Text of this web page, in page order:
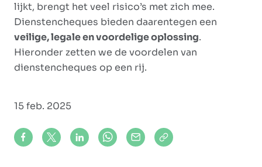
lijkt, brengt het veel risico’s met zich mee.
Dienstencheques bieden daarentegen een
veilige, legale en voordelige oplossing.
Hieronder zetten we de voordelen van
dienstencheques op een rij.
15 feb. 2025
Share on Facebook
Share on X (formerly Twitter)
Share on LinkedIn
Share via Whatsapp
Share via Mail
Copy to clipboard